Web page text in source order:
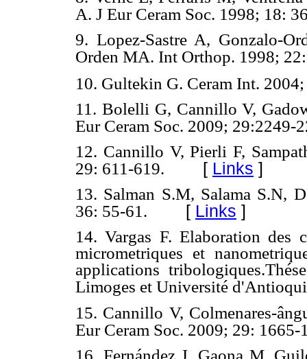
A. J Eur Ceram Soc. 1998; 18:
9. Lopez-Sastre A, Gonzalo-
Orden MA. Int Orthop. 1998;
10. Gultekin G. Ceram Int.
11. Bolelli G, Cannillo V,
Eur Ceram Soc. 2009; 29:2249-
12. Cannillo V, Pierli F,
29: 611-619. [ Links ]
13. Salman S.M, Salama S.N,
36: 55-61. [ Links ]
14. Vargas F. Elaboration des
micrometriques et
applications
Limoges et Université
15. Cannillo V, Colmenares-
Eur Ceram Soc. 2009; 29: 1665-
16. Fernández J, Gaona M,